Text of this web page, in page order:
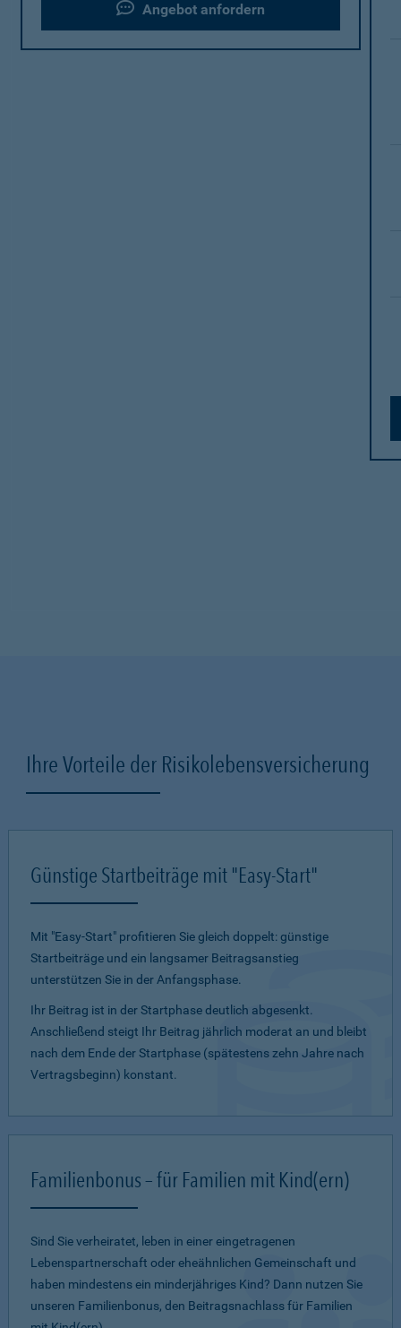
Angebot anfordern
Ihre Vorteile der Risikolebensversicherung
Günstige Startbeiträge mit "Easy-Start"
Mit "Easy-Start" profitieren Sie gleich doppelt: günstige
Startbeiträge und ein lang­samer Beitragsanstieg
unterstützen Sie in der Anfangsphase.
Ihr Beitrag ist in der Startphase deutlich abgesenkt.
Anschließend steigt Ihr Beitrag jährlich moderat an und bleibt
nach dem Ende der Startphase (spätestens zehn Jahre nach
Vertragsbeginn) konstant.
Familienbonus – für Familien mit Kind(ern)
Sind Sie verheiratet, leben in einer eingetragenen
Lebenspartnerschaft oder eheähnlichen Gemeinschaft und
haben mindestens ein minderjähriges Kind? Dann nutzen Sie
unseren Familienbonus, den Beitragsnachlass für Familien